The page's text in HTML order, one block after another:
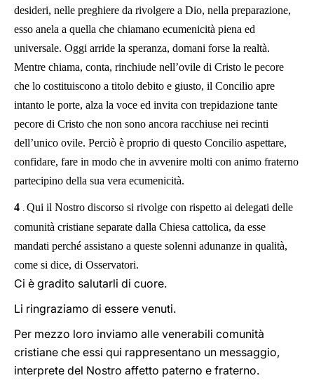
desideri, nelle preghiere da rivolgere a Dio, nella preparazione,
esso anela a quella che chiamano ecumenicità piena ed
universale. Oggi arride la speranza, domani forse la realtà.
Mentre chiama, conta, rinchiude nell’ovile di Cristo le pecore
che lo costituiscono a titolo debito e giusto, il Concilio apre
intanto le porte, alza la voce ed invita con trepidazione tante
pecore di Cristo che non sono ancora racchiuse nei recinti
dell’unico ovile. Perciò è proprio di questo Concilio aspettare,
confidare, fare in modo che in avvenire molti con animo fraterno
partecipino della sua vera ecumenicità.
4 . Qui il Nostro discorso si rivolge con rispetto ai delegati delle
comunità cristiane separate dalla Chiesa cattolica, da esse
mandati perché assistano a queste solenni adunanze in qualità,
come si dice, di Osservatori.
Ci è gradito salutarli di cuore.
Li ringraziamo di essere venuti.
Per mezzo loro inviamo alle venerabili comunità
cristiane che essi qui rappresentano un messaggio,
interprete del Nostro affetto paterno e fraterno.